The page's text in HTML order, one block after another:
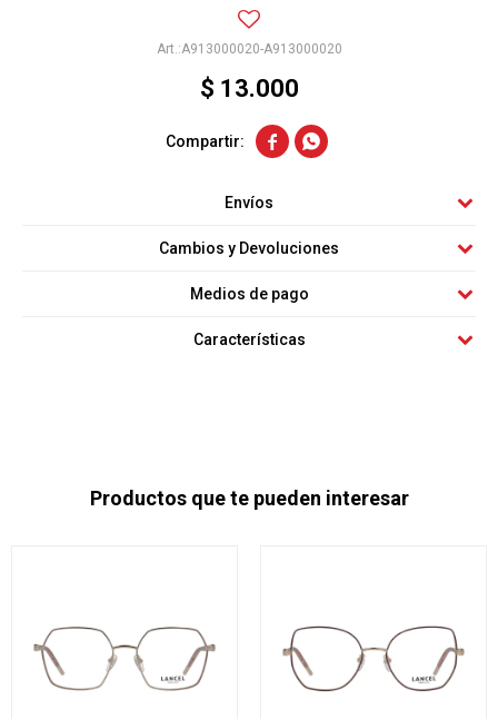
A913000020-A913000020
$ 13.000
 
Envíos
Cambios y Devoluciones
Medios de pago
Características
Productos que te pueden interesar